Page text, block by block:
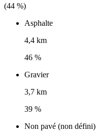
(44 %)
Asphalte
4,4 km
46 %
Gravier
3,7 km
39 %
Non pavé (non défini)